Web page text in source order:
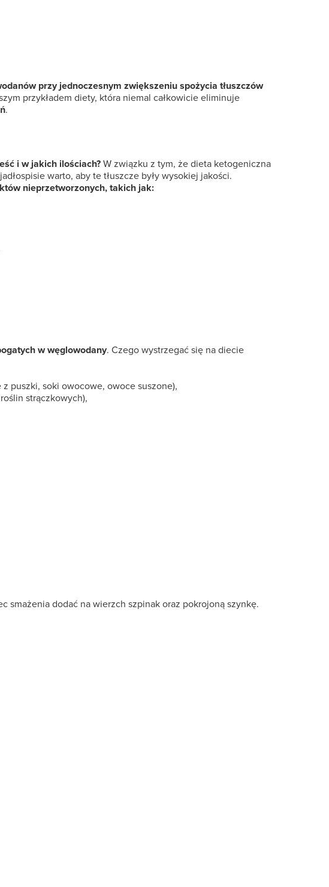
przy jednoczesnym zwiększeniu spożycia tłuszczów
przykładem diety, która niemal całkowicie eliminuje
.
i w jakich ilościach? W związku z tym, że dieta ketogeniczna
warto, aby te tłuszcze były wysokiej jakości.
nieprzetworzonych, takich jak:
w węglowodany. Czego wystrzegać się na diecie
puszki, soki owocowe, owoce suszone),
strączkowych),
smażenia dodać na wierzch szpinak oraz pokrojoną szynkę.